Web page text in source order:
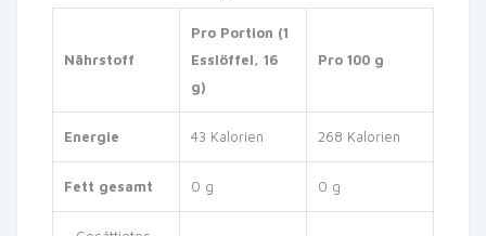
Nährstoff
Pro Portion (1
Esslöffel, 16
g)
Pro 100 g
Energie 43 Kalorien 268 Kalorien
Fett gesamt 0 g 0 g